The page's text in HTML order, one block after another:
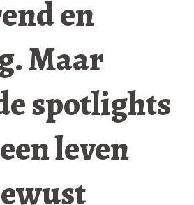
en
Maar
spotlights
leven